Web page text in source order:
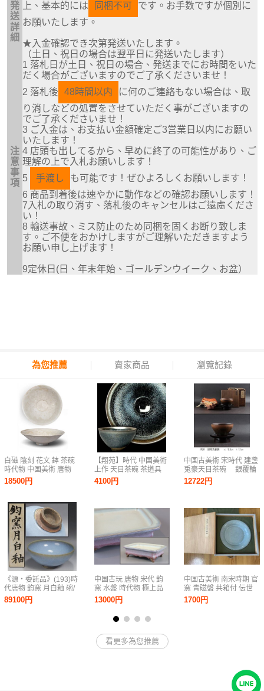
発
送
詳
細
上、基本的には
同梱不可
です。お手数ですが個別に
お願いたします。
★入金確認でき次第発送いたします。
（土日、祝日の場合は翌平日に発送いたします）
注
意
事
項
1 落札日が土日、祝日の場合、発送までにお時間をいた
だく場合がございますのでご了承くださいませ！
2 落札後
48時間以内
に何のご連絡もない場合は、取
り消しなどの処置をさせていただく事がございますの
でご了承くださいませ！
3 ご入金は、お支払い金額確定ご3営業日以内にお願い
いたします！
4 店頭も出してるから、早めに終了の可能性があり、ご
理解の上で入札お願いします！
5
手渡し
も可能です！ぜひよろしくお願いします！
6 商品到着後は速やかに動作などの確認お願いします！
7入札の取り消す、落札後のキャンセルはご遠慮くださ
い！
8 輸送事故、ミス防止のため同梱を固くお断り致しま
す。ご不便をおかけしますがご理解いただきますよう
お願い申し上げます！
9定休日(日、年末年始、ゴールデンウイーク、お盆）
為您推薦 賣家商品 瀏覽記錄
白磁 陰刻 花文 鉢 茶碗
時代物 中国美術 唐物
古玩 骨董品 茶道具 煎
茶道具 旧家整理品
18500円
《源・委託品》(193)時
代唐物 鈞窯 月白釉 碗/
箱付
89100円
【翔苑】時代 中国美術
上作 天目茶碗 茶道具
煎茶道具 茶器 抹茶椀
中国茶器 中国古玩 美品
4100円
中国古玩 唐物 宋代 鈞
窯 水盤 時代物 極上品
初だし品 D9498
13000円
中国古美術 宋時代 建盞
兎豪天目茶碗 銀覆輪
伝世珍品 台・仕覆・桐
箱付属
12722円
中国古美術 南宋時期 官
窯 青磁盤 共箱付 伝世
紫口鉄足 古陶磁器
珍品旧蔵 修内司 極
1700円
看更多為您推薦